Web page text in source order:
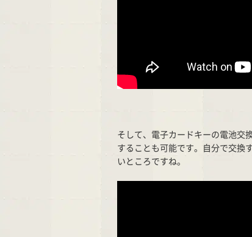
そして、電子カードキーの電池交
することも可能です。自分で交換
いところですね。